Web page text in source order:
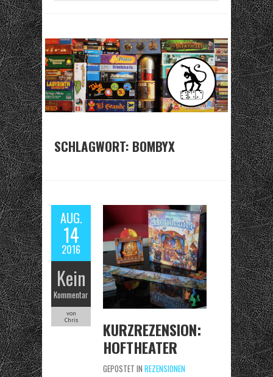
SCHLAGWORT: BOMBYX
AUG.
14
2016
Kein
Kommentar
von
Chris
KURZREZENSION:
HOFTHEATER
GEPOSTET IN REZENSIONEN